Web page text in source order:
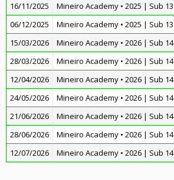
16/11/2025
Mineiro Academy • 2025 | Sub 13
06/12/2025
Mineiro Academy • 2025 | Sub 13
15/03/2026
Mineiro Academy • 2026 | Sub 14
28/03/2026
Mineiro Academy • 2026 | Sub 14
12/04/2026
Mineiro Academy • 2026 | Sub 14
24/05/2026
Mineiro Academy • 2026 | Sub 14
21/06/2026
Mineiro Academy • 2026 | Sub 14
28/06/2026
Mineiro Academy • 2026 | Sub 14
12/07/2026
Mineiro Academy • 2026 | Sub 14